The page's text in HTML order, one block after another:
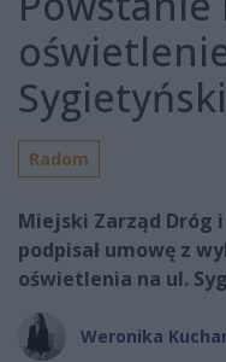
Radom
Miejski Zarząd Dróg
podpisał umowę z
oświetlenia na ul.
Weronika